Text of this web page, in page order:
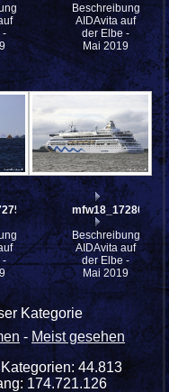
-
Beschreibung:
AIDAvita auf
der Elbe -
Mai 2019
-
mfw18_172801
Beschreibung:
AIDAvita auf
der Elbe -
Mai 2019
Kategorie
- Meist gesehen
44.813
174.721.126